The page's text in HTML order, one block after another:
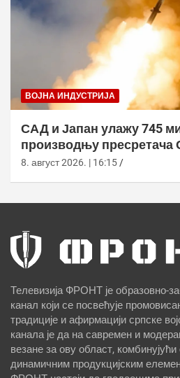
ВОЈНА ИНДУСТРИЈА
САД и Јапан улажу 745
производњу
8. август 2026. | 16:15
Телевизија ФРОНТ је образовно-
канал који се посвећује
традиције и афирмацији српске
канала је да на савремен и
везане за ову област,
динамичним продукцијским